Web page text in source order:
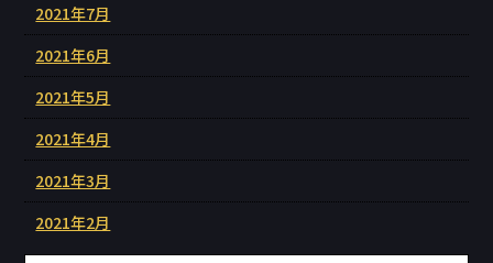
2021年7月
2021年6月
2021年5月
2021年4月
2021年3月
2021年2月